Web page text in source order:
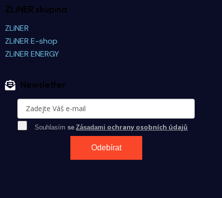
ZLiNER skupina
ZLiNER
ZLiNER E-shop
ZLiNER ENERGY
Newsletter
Souhlasím se Zásadami ochrany osobních údajů
Odebírat